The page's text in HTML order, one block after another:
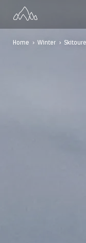
Home > Winter >